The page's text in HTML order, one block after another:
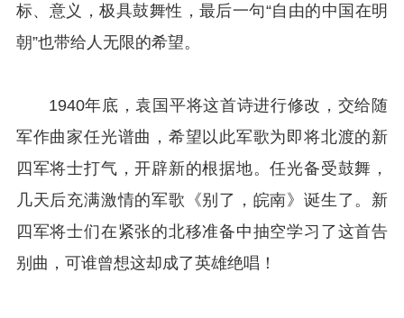
标、意义，极具鼓舞性，最后一句“自由的中国在明
朝”也带给人无限的希望。
1940年底，袁国平将这首诗进行修改，交给随
军作曲家任光谱曲，希望以此军歌为即将北渡的新
四军将士打气，开辟新的根据地。任光备受鼓舞，
几天后充满激情的军歌《别了，皖南》诞生了。新
四军将士们在紧张的北移准备中抽空学习了这首告
别曲，可谁曾想这却成了英雄绝唱！